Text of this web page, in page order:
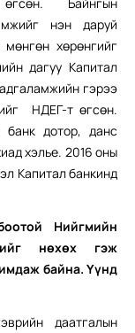
нэн даруй
хөрөнгийг
дагуу Капитал
гэрээ
НДЕГ-т өгсөн.
банк дотор, данс
хэлье. 2016 оны
Капитал банкинд
Нийгмийн
нөхөх гэж
байна. Үүнд
даатгалын